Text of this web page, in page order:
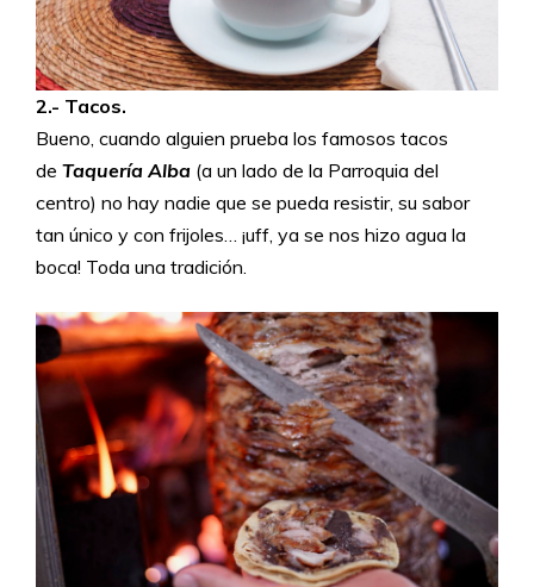
2.- Tacos.
Bueno, cuando alguien prueba los famosos tacos
de Taquería Alba (a un lado de la Parroquia del
centro) no hay nadie que se pueda resistir, su sabor
tan único y con frijoles… ¡uff, ya se nos hizo agua la
boca! Toda una tradición.